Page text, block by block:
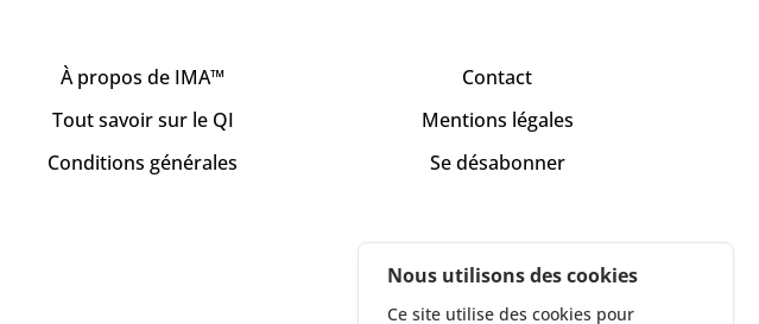
À propos de IMA™
Tout savoir sur le QI
Conditions générales
Contact
Mentions légales
Se désabonner
Nous utilisons des cookies
Ce site utilise des cookies pour